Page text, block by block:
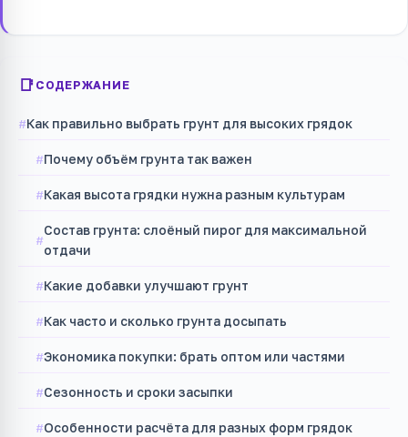
СОДЕРЖАНИЕ
Как правильно выбрать грунт для высоких грядок
Почему объём грунта так важен
Какая высота грядки нужна разным культурам
Состав грунта: слоёный пирог для максимальной
отдачи
Какие добавки улучшают грунт
Как часто и сколько грунта досыпать
Экономика покупки: брать оптом или частями
Сезонность и сроки засыпки
Особенности расчёта для разных форм грядок